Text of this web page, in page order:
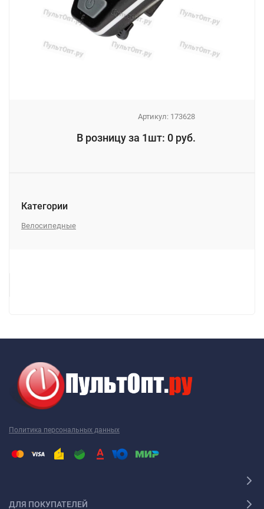
Артикул: 173628
В розницу за 1шт: 0 руб.
Категории
Велосипедные
Политика персональных данных
ДЛЯ ПОКУПАТЕЛЕЙ